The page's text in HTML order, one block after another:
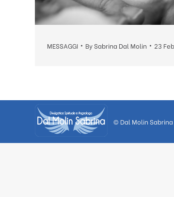
MESSAGGI BySabrina Dal Molin 23
© Dal Molin